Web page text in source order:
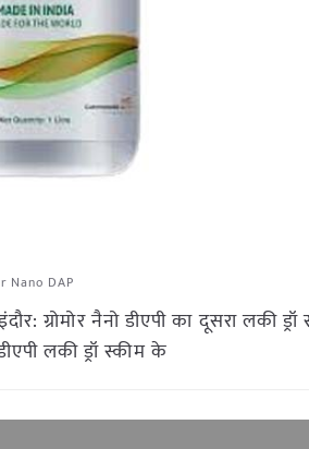
Nano DAP
नैनो डीएपी का दूसरा लकी ड्रॉ
लकी ड्रॉ स्कीम के